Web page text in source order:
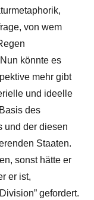
von wem
könnte es
mehr gibt
und ideelle
des
und der diesen
Staaten.
sonst hätte er
er ist,
gefordert.